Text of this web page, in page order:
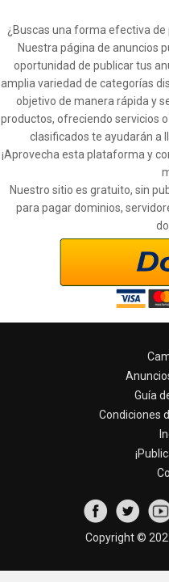
¿Buscas una forma efectiva
Nuestra página de anuncios
oportunidad de publicar tus
amplia variedad de categorías
objetivo de manera rápida y
productos, ofreciendo servicios
clasificados te ayudarán a
¡Aprovecha esta plataforma y
Nuestro sitio es gratuito, sin
para pagar dominios,
Guía
Condiciones
Copyright ©